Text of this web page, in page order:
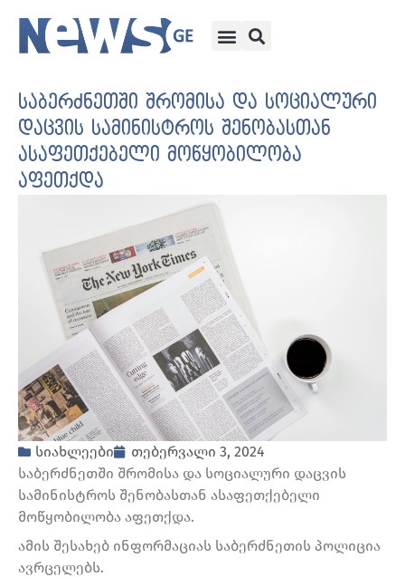
საბერძნეთში შრომისა და სოციალური
დაცვის სამინისტროს შენობასთან
ასაფეთქებელი მოწყობილობა
აფეთქდა
სიახლეები
თებერვალი 3, 2024
საბერძნეთში შრომისა და სოციალური დაცვის
სამინისტროს შენობასთან ასაფეთქებელი
მოწყობილობა აფეთქდა.
ამის შესახებ ინფორმაციას საბერძნეთის პოლიცია
ავრცელებს.